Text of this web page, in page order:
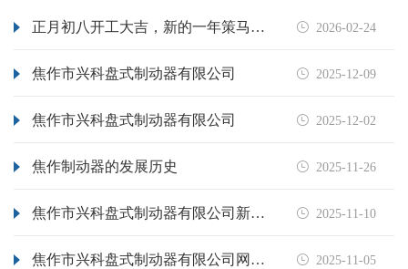
正月初八开工大吉，新的一年策马奔腾。  2026-02-24
焦作市兴科盘式制动器有限公司  2025-12-09
焦作市兴科盘式制动器有限公司  2025-12-02
焦作制动器的发展历史  2025-11-26
焦作市兴科盘式制动器有限公司新站上线  2025-11-10
焦作市兴科盘式制动器有限公司网站升级上线  2025-11-05